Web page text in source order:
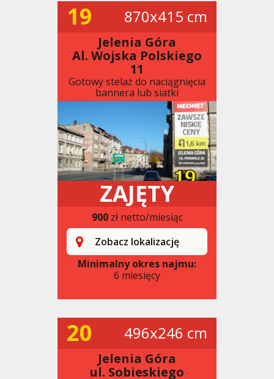
19 870x415 cm
Jelenia Góra
Al. Wojska Polskiego
11
Gotowy stelaż do naciągnięcia
bannera lub siatki
ZAJĘTY
900zł netto/miesiąc
Zobacz lokalizację
Minimalny okres najmu:
6 miesięcy
20 496x246 cm
Jelenia Góra
ul. Sobieskiego